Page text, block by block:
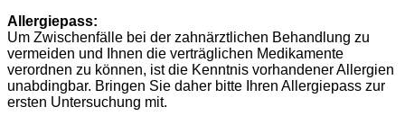
Allergiepass:
Um Zwischenfälle bei der zahnärztlichen Behandlung zu
vermeiden und Ihnen die verträglichen Medikamente
verordnen zu können, ist die Kenntnis vorhandener Allergien
unabdingbar. Bringen Sie daher bitte Ihren Allergiepass zur
ersten Untersuchung mit.